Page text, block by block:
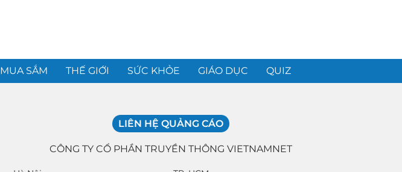
MUA SẮM THẾ GIỚI SỨC KHỎE GIÁO DỤC QUIZ
LIÊN HỆ QUẢNG CÁO
CÔNG TY CỔ PHẦN TRUYỀN THÔNG VIETNAMNET